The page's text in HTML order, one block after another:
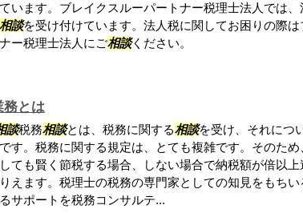
います。ブレイクスルーパートナー税理士法人では、
相談を受け付けています。法人税に関してお困りの際
ー税理士法人にご相談ください。
務とは
談税務相談とは、税務に関する相談を受け、それにつ
す。税務に関する規定は、とても複雑です。そのた
ても賢く節税する場合、しない場合で納税額が倍以
えます。税理士の税務の専門家としての知見をもち
サポートを税務コンサルテ...